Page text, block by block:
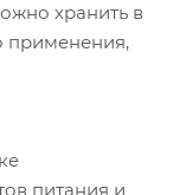
хранить в
применения,
питания и